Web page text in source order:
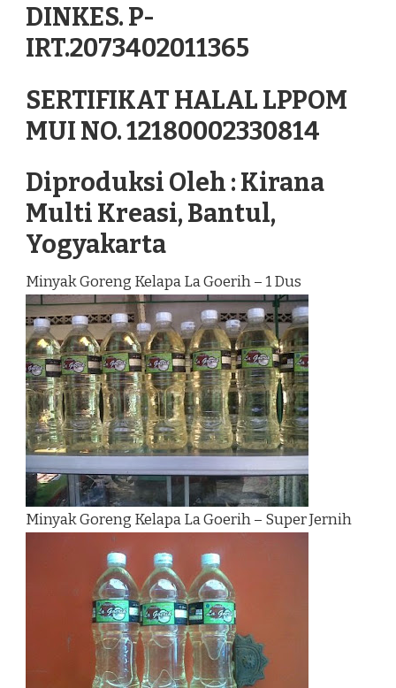
DINKES. P-
IRT.2073402011365
SERTIFIKAT HALAL LPPOM
MUI NO. 12180002330814
Diproduksi Oleh : Kirana
Multi Kreasi, Bantul,
Yogyakarta
Minyak Goreng Kelapa La Goerih – 1 Dus
Minyak Goreng Kelapa La Goerih – Super Jernih